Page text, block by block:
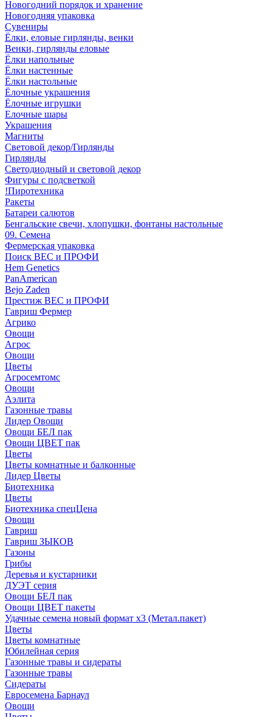
Новогодний порядок и хранение
Новогодняя упаковка
Сувениры
Ёлки, еловые гирлянды, венки
Венки, гирлянды еловые
Ёлки напольные
Ёлки настенные
Ёлки настольные
Ёлочные украшения
Ёлочные игрушки
Елочные шары
Украшения
Магниты
Световой декор/Гирлянды
Гирлянды
Светодиодный и световой декор
Фигуры с подсветкой
!Пиротехника
Ракеты
Батареи салютов
Бенгальские свечи, хлопушки, фонтаны настольные
09. Семена
Фермерская упаковка
Поиск ВЕС и ПРОФИ
Hem Genetics
PanAmerican
Bejo Zaden
Престиж ВЕС и ПРОФИ
Гавриш Фермер
Агрико
Овощи
Агрос
Овощи
Цветы
Агросемтомс
Овощи
Аэлита
Газонные травы
Лидер Овощи
Овощи БЕЛ пак
Овощи ЦВЕТ пак
Цветы
Цветы комнатные и балконные
Лидер Цветы
Биотехника
Цветы
Биотехника спецЦена
Овощи
Гавриш
Гавриш ЗЫКОВ
Газоны
Грибы
Деревья и кустарники
ДУЭТ серия
Овощи БЕЛ пак
Овощи ЦВЕТ пакеты
Удачные семена новый формат х3 (Метал.пакет)
Цветы
Цветы комнатные
Юбилейная серия
Газонные травы и сидераты
Газонные травы
Сидераты
Евросемена Барнаул
Овощи